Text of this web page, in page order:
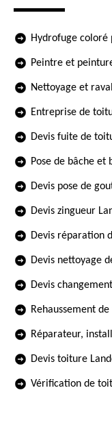
Hydrofuge
Peintre et
Nettoyage et
Entreprise de
Devis fuite de
Pose de bâche et
Devis pose de
Devis zingueur
Devis réparation
Devis nettoyage
Devis
Rehaussement
Réparateur,
Devis toiture
Vérification de